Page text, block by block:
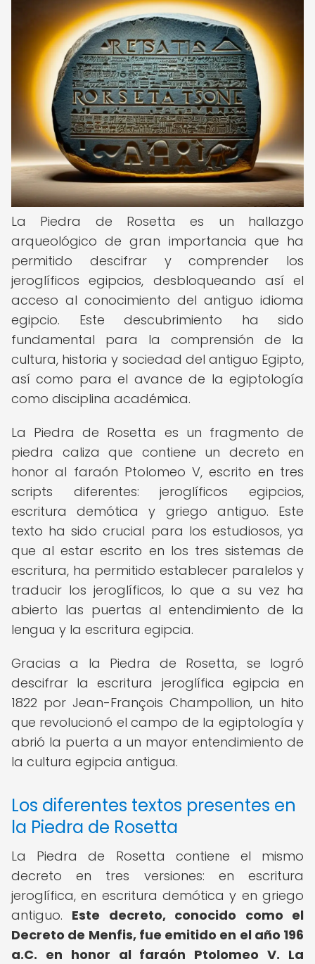
La Piedra de Rosetta es un hallazgo
arqueológico de gran importancia que ha
permitido descifrar y comprender los
jeroglíficos egipcios, desbloqueando así el
acceso al conocimiento del antiguo idioma
egipcio. Este descubrimiento ha sido
fundamental para la comprensión de la
cultura, historia y sociedad del antiguo Egipto,
así como para el avance de la egiptología
como disciplina académica.
La Piedra de Rosetta es un fragmento de
piedra caliza que contiene un decreto en
honor al faraón Ptolomeo V, escrito en tres
scripts diferentes: jeroglíficos egipcios,
escritura demótica y griego antiguo. Este
texto ha sido crucial para los estudiosos, ya
que al estar escrito en los tres sistemas de
escritura, ha permitido establecer paralelos y
traducir los jeroglíficos, lo que a su vez ha
abierto las puertas al entendimiento de la
lengua y la escritura egipcia.
Gracias a la Piedra de Rosetta, se logró
descifrar la escritura jeroglífica egipcia en
1822 por Jean-François Champollion, un hito
que revolucionó el campo de la egiptología y
abrió la puerta a un mayor entendimiento de
la cultura egipcia antigua.
Los diferentes textos presentes en
la Piedra de Rosetta
La Piedra de Rosetta contiene el mismo
decreto en tres versiones: en escritura
jeroglífica, en escritura demótica y en griego
antiguo. Este decreto, conocido como el
Decreto de Menfis, fue emitido en el año 196
a.C. en honor al faraón Ptolomeo V. La